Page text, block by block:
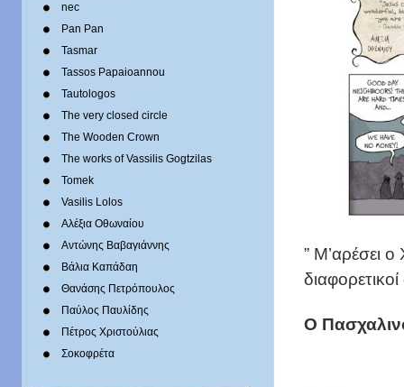
nec
Pan Pan
Tasmar
Tassos Papaioannou
Tautologos
The very closed circle
The Wooden Crown
The works of Vassilis Gogtzilas
Tomek
Vasilis Lolos
Αλέξια Οθωναίου
Αντώνης Βαβαγιάννης
Βάλια Καπάδαη
Θανάσης Πετρόπουλος
Παύλος Παυλίδης
Πέτρος Χριστούλιας
Σοκοφρέτα
” Μ’αρέσει ο
Ο